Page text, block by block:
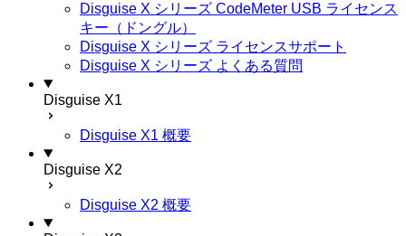
Disguise X シリーズ CodeMeter USB ライセンス
キー（ドングル）
Disguise X シリーズ ライセンスサポート
Disguise X シリーズ よくある質問
Disguise X1
Disguise X1 概要
Disguise X2
Disguise X2 概要